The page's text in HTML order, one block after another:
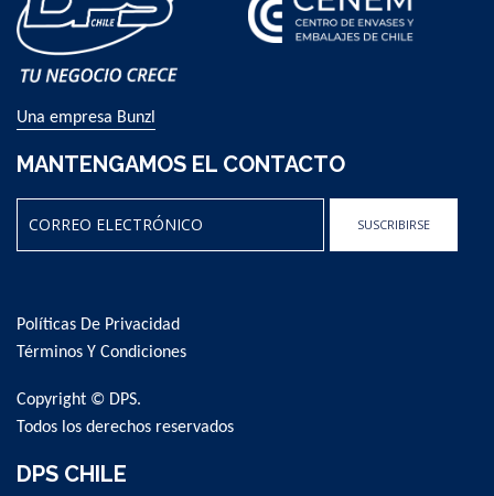
Una empresa Bunzl
MANTENGAMOS EL CONTACTO
Our
Newsletter:
SUSCRIBIRSE
Políticas De Privacidad
Términos Y Condiciones
Copyright © DPS.
Todos los derechos reservados
DPS CHILE